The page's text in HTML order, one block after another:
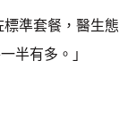
套餐，醫生態
半有多。」